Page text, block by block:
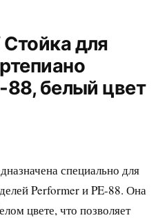
для
88, белый цвет
специально для
Performer и PE-88. Она
цвете, что позволяет